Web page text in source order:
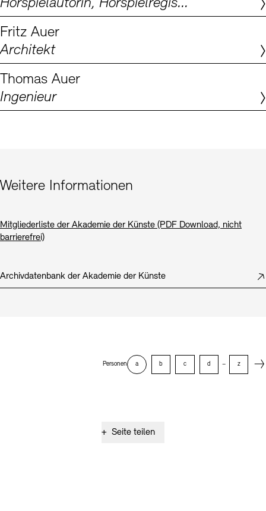
Nachhaltigkeit
Digitale Sammlungen Exil-Archive
Hörspielautorin, Hörspielregisseurin, Dramaturgin
Fritz Auer
Architekt
Thomas Auer
Ingenieur
Weitere Informationen
Mitgliederliste der Akademie der Künste (PDF Download, nicht
barrierefrei)
Archivdatenbank der Akademie der Künste
Personen a b c d – z
+ Seite teilen